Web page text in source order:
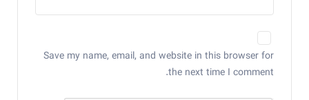
Save my name, email, and website in this browser for
the next time I comment.